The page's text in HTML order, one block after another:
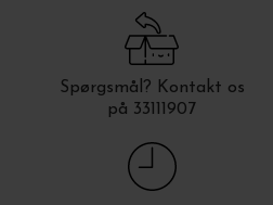
Spørgsmål? Kontakt os
på 33111907